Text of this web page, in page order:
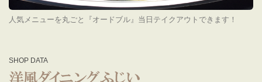
人気メニューを丸ごと『オードブル』当日テイクアウトできます！
SHOP DATA